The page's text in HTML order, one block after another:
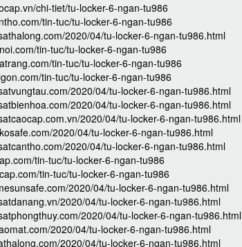
chi-tiet/tu-locker-6-ngan-tu986
tin-tuc/tu-locker-6-ngan-tu986
2020/04/tu-locker-6-ngan-tu986.html
tin-tuc/tu-locker-6-ngan-tu986
tin-tuc/tu-locker-6-ngan-tu986
tin-tuc/tu-locker-6-ngan-tu986
2020/04/tu-locker-6-ngan-tu986.html
2020/04/tu-locker-6-ngan-tu986.html
2020/04/tu-locker-6-ngan-tu986.html
2020/04/tu-locker-6-ngan-tu986.html
2020/04/tu-locker-6-ngan-tu986.html
tin-tuc/tu-locker-6-ngan-tu986
tin-tuc/tu-locker-6-ngan-tu986
2020/04/tu-locker-6-ngan-tu986.html
2020/04/tu-locker-6-ngan-tu986.html
2020/04/tu-locker-6-ngan-tu986.html
2020/04/tu-locker-6-ngan-tu986.html
2020/04/tu-locker-6-ngan-tu986.html